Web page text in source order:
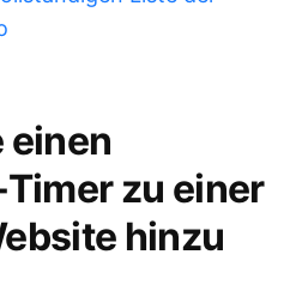
einen
zu einer
hinzu